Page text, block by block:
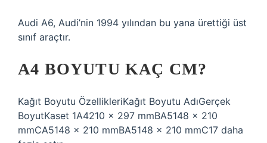
Audi A6, Audi’nin 1994 yılından bu yana ürettiği üst
sınıf araçtır.
A4 BOYUTU KAÇ CM?
Kağıt Boyutu ÖzellikleriKağıt Boyutu AdıGerçek
BoyutKaset 1A4210 × 297 mmBA5148 × 210
mmCA5148 × 210 mmBA5148 × 210 mmC17 daha